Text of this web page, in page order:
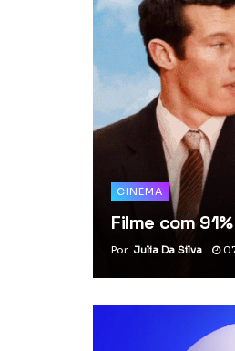
CINEMA
Filme com
Por Julia Da Silva